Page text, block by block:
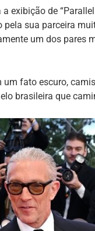
exibição de
sua parceira
um dos pares
fato escuro,
brasileira que